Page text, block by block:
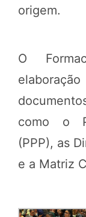
origem.
O
como o
(PPP), as
e a Matriz